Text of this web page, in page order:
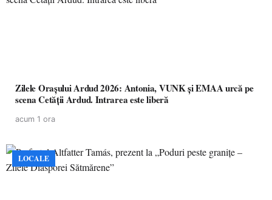
Zilele Orașului Ardud 2026: Antonia, VUNK și EMAA urcă pe
scena Cetății Ardud. Intrarea este liberă
acum 1 ora
LOCALE